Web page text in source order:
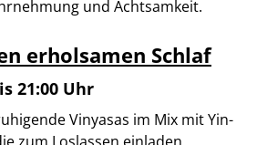
und Achtsamkeit.
erholsamen Schlaf
21:00 Uhr
Vinyasas im Mix mit Yin-